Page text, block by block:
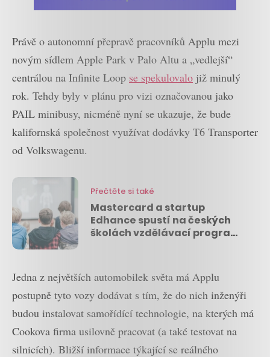
Právě o autonomní přepravě pracovníků Applu mezi
novým sídlem Apple Park v Palo Altu a „vedlejší“
centrálou na Infinite Loop se spekulovalo již minulý
rok. Tehdy byly v plánu pro vizi označovanou jako
PAIL minibusy, nicméně nyní se ukazuje, že bude
kalifornská společnost využívat dodávky T6 Transporter
od Volkswagenu.
Přečtěte si také
Mastercard a startup
Edhance spustí na českých
školách vzdělávací program,
Jedna z největších automobilek světa má Applu
postupně tyto vozy dodávat s tím, že do nich inženýři
budou instalovat samořídící technologie, na kterých má
Cookova firma usilovně pracovat (a také testovat na
silnicích). Bližší informace týkající se reálného